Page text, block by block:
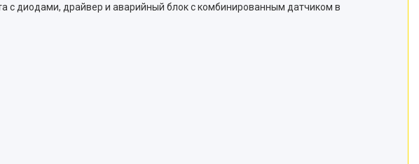
с диодами, драйвер и аварийный блок с комбинированным датчиком в